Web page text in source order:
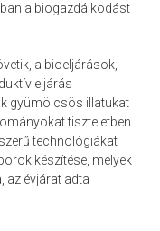
a biogazdálkodást
a bioeljárások,
eljárás
gyümölcsös illatukat
tiszteletben
technológiákat
készítése, melyek
az évjárat adta